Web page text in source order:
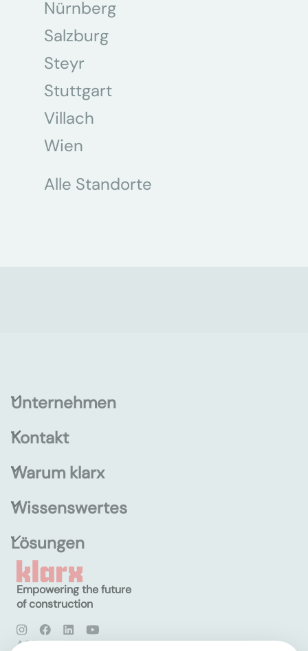
Nürnberg
Salzburg
Steyr
Stuttgart
Villach
Wien
Alle Standorte
Unternehmen
Kontakt
Warum klarx
Wissenswertes
Lösungen
Empowering the future
of construction
AGB